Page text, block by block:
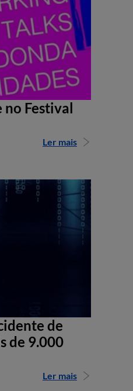
no Festival
Ler mais
de
de 9.000
Ler mais